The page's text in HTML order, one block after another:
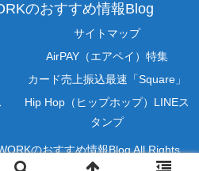
のおすすめ情報Blog
サイトマップ
AirPAY（エアペイ）特集
カード売上振込最速「Square」
Hip Hop（ヒップホップ）LINEス
タンプ
のおすすめ情報Blog All Rights